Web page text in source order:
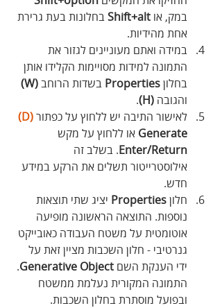
במק, או Shift+alt בחלונות בעת גרירת
אחת מהידיות.
במידה ואתם מעוניינים לגזור את
התמונה למידות מסויימות הקלידו אותן
בחלון Properties בשדות הרוחב (W)
והגובה (H)
.
לאישור התיבה יש ללחוץ על כפתור(D)
Generate או ללחוץ על מקש
Enter/Return. בשלב זה
אילוסטרייטור תשלים את הרקע במידע
חדש.
חלון Properties יציג שתי תוצאות
נוספות. התוצאה הראשונה מופיעה
אוטומטית על משטח העבודה כאובייקט
גנרטיבי - חלון השכבות מציין זאת על
ידי הענקת השם
.
התמונה המקורית נעלמת ממשטח
ובפועל מוסתרת בחלון השכבות.